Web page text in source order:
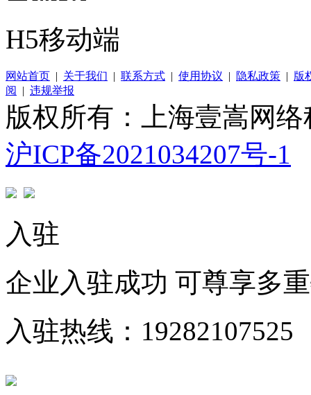
H5移动端
网站首页 | 关于我们 | 联系方式 | 使用协议 | 隐私政策 | 版
阅
| 违规举报
版权所有：上海壹嵩网
沪ICP备2021034207号-1
入驻
企业入驻成功 可尊享多
入驻热线：19282107525